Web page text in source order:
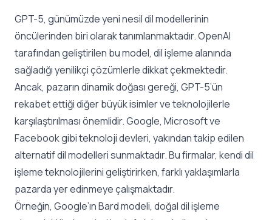
GPT-5, günümüzde yeni nesil dil modellerinin
öncülerinden biri olarak tanımlanmaktadır. OpenAI
tarafından geliştirilen bu model, dil işleme alanında
sağladığı yenilikçi çözümlerle dikkat çekmektedir.
Ancak, pazarın dinamik doğası gereği, GPT-5’ün
rekabet ettiği diğer büyük isimler ve teknolojilerle
karşılaştırılması önemlidir. Google, Microsoft ve
Facebook gibi teknoloji devleri, yakından takip edilen
alternatif dil modelleri sunmaktadır. Bu firmalar, kendi dil
işleme teknolojilerini geliştirirken, farklı yaklaşımlarla
pazarda yer edinmeye çalışmaktadır.
Örneğin, Google’ın Bard modeli, doğal dil işleme